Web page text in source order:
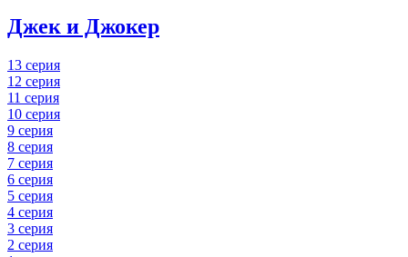
Джек и Джокер
13 серия
12 серия
11 серия
10 серия
9 серия
8 серия
7 серия
6 серия
5 серия
4 серия
3 серия
2 серия